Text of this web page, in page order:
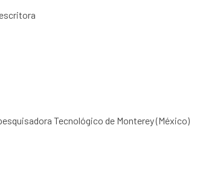
Tecnológico de Monterey (México)